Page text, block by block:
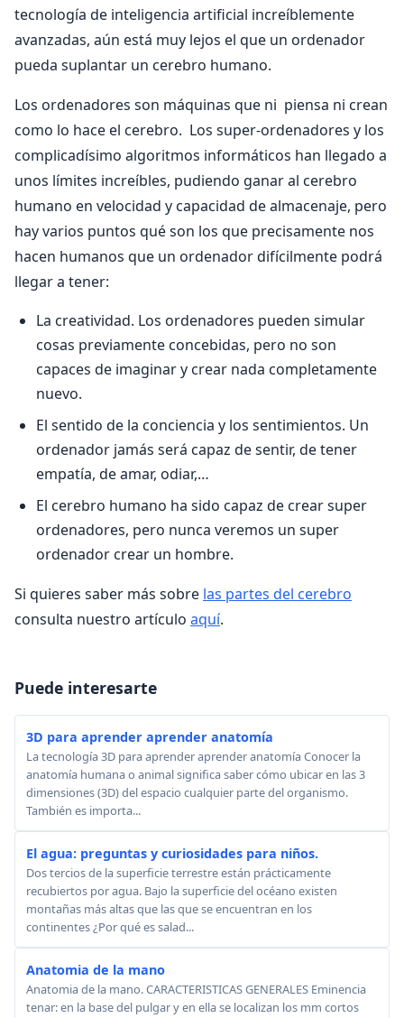
tecnología de inteligencia artificial increíblemente
avanzadas, aún está muy lejos el que un ordenador
pueda suplantar un cerebro humano.
Los ordenadores son máquinas que ni piensa ni crean
como lo hace el cerebro. Los super-ordenadores y los
complicadísimo algoritmos informáticos han llegado a
unos límites increíbles, pudiendo ganar al cerebro
humano en velocidad y capacidad de almacenaje, pero
hay varios puntos qué son los que precisamente nos
hacen humanos que un ordenador difícilmente podrá
llegar a tener:
La creatividad. Los ordenadores pueden simular
cosas previamente concebidas, pero no son
capaces de imaginar y crear nada completamente
nuevo.
El sentido de la conciencia y los sentimientos. Un
ordenador jamás será capaz de sentir, de tener
empatía, de amar, odiar,…
El cerebro humano ha sido capaz de crear super
ordenadores, pero nunca veremos un super
ordenador crear un hombre.
Si quieres saber más sobre las partes del cerebro
consulta nuestro artículo aquí.
Puede interesarte
3D para aprender aprender anatomía
La tecnología 3D para aprender aprender anatomía Conocer la
anatomía humana o animal significa saber cómo ubicar en las 3
dimensiones (3D) del espacio cualquier parte del organismo.
También es importa...
El agua: preguntas y curiosidades para niños.
Dos tercios de la superficie terrestre están prácticamente
recubiertos por agua. Bajo la superficie del océano existen
montañas más altas que las que se encuentran en los
continentes ¿Por qué es salad...
Anatomia de la mano
Anatomia de la mano. CARACTERISTICAS GENERALES Eminencia
tenar: en la base del pulgar y en ella se localizan los mm cortos